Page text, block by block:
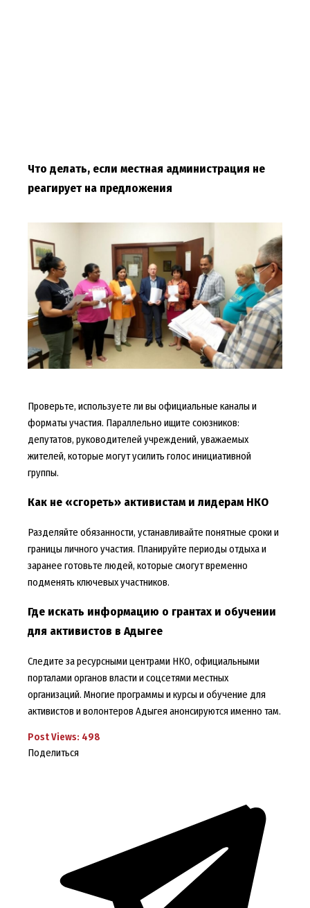
Что делать, если местная администрация не
реагирует на предложения
Проверьте, используете ли вы официальные каналы и
форматы участия. Параллельно ищите союзников:
депутатов, руководителей учреждений, уважаемых
жителей, которые могут усилить голос инициативной
группы.
Как не «сгореть» активистам и лидерам НКО
Разделяйте обязанности, устанавливайте понятные сроки и
границы личного участия. Планируйте периоды отдыха и
заранее готовьте людей, которые смогут временно
подменять ключевых участников.
Где искать информацию о грантах и обучении
для активистов в Адыгее
Следите за ресурсными центрами НКО, официальными
порталами органов власти и соцсетями местных
организаций. Многие программы и курсы и обучение для
активистов и волонтеров Адыгея анонсируются именно там.
Post Views: 498
Поделиться